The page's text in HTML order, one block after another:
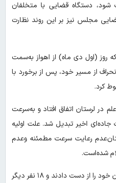
دستگاه قضایی با متخلفان
مجلس نیز بر این روند نظارت
روز (اول دی ماه) از اهواز به‌سمت
از مسیر خود، پس از برخورد با
کرد.
در لرستان اتفاق افتاد و به‌سرعت
جاده‌ای اخیر تبدیل شد. علت اولیه
رعایت سرعت مطمئنه وعدم
شده‌است.
در این حادثه ۹ نفر از سربازان جان خود را از دست دادند و ۱۸ نفر دیگر